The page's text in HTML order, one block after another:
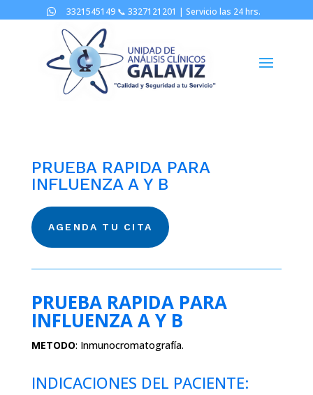
 3321545149 📞 3327121201 | Servicio las 24 hrs.
PRUEBA RAPIDA PARA
INFLUENZA A Y B
AGENDA TU CITA
PRUEBA RAPIDA PARA
INFLUENZA A Y B
METODO: Inmunocromatografía.
INDICACIONES DEL PACIENTE: